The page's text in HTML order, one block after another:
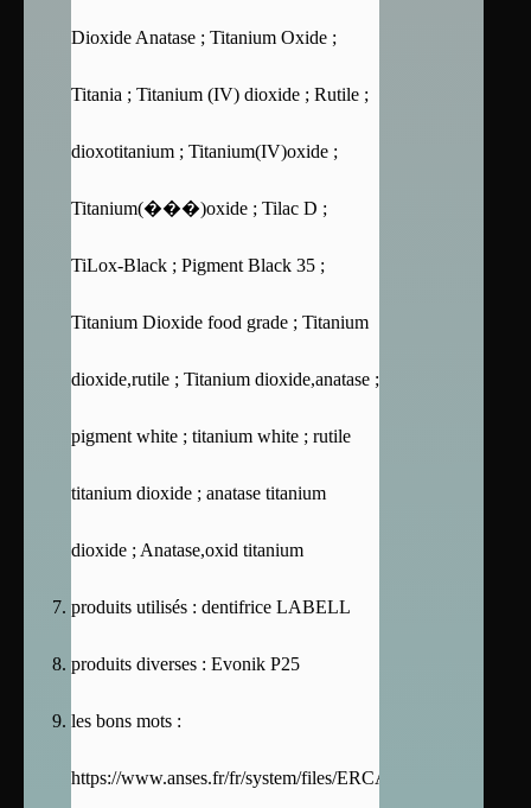
Dioxide Anatase ; Titanium Oxide ;
Titania ; Titanium (IV) dioxide ; Rutile ;
dioxotitanium ; Titanium(IV)oxide ;
Titanium(���)oxide ; Tilac D ;
TiLox-Black ; Pigment Black 35 ;
Titanium Dioxide food grade ; Titanium
dioxide,rutile ; Titanium dioxide,anatase ;
pigment white ; titanium white ; rutile
titanium dioxide ; anatase titanium
dioxide ; Anatase,oxid titanium
produits utilisés : dentifrice LABELL
produits diverses : Evonik P25
les bons mots :
https://www.anses.fr/fr/system/files/ERCA2017SA0020.pdf